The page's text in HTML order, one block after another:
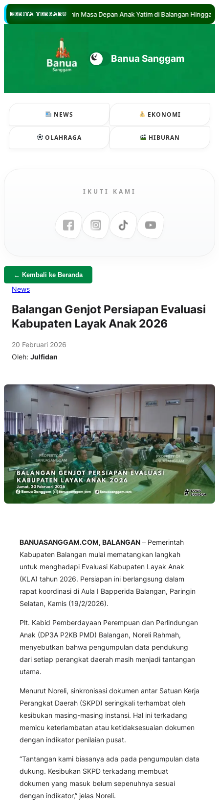
BERITA TERBARU
Hadi Jamin Masa Depan Anak Yatim di Balangan Hingga Sarjana
Banua Sanggam
NEWS EKONOMI
OLAHRAGA HIBURAN
IKUTI KAMI
← Kembali ke Beranda
News
Balangan Genjot Persiapan Evaluasi
Kabupaten Layak Anak 2026
20 Februari 2026
Oleh: Julfidan
BANUASANGGAM.COM, BALANGAN – Pemerintah
Kabupaten Balangan mulai mematangkan langkah
untuk menghadapi Evaluasi Kabupaten Layak Anak
(KLA) tahun 2026. Persiapan ini berlangsung dalam
rapat koordinasi di Aula I Bapperida Balangan, Paringin
Selatan, Kamis (19/2/2026).
Plt. Kabid Pemberdayaan Perempuan dan Perlindungan
Anak (DP3A P2KB PMD) Balangan, Noreli Rahmah,
menyebutkan bahwa pengumpulan data pendukung
dari setiap perangkat daerah masih menjadi tantangan
utama.
Menurut Noreli, sinkronisasi dokumen antar Satuan Kerja
Perangkat Daerah (SKPD) seringkali terhambat oleh
kesibukan masing-masing instansi. Hal ini terkadang
memicu keterlambatan atau ketidaksesuaian dokumen
dengan indikator penilaian pusat.
“Tantangan kami biasanya ada pada pengumpulan data
dukung. Kesibukan SKPD terkadang membuat
dokumen yang masuk belum sepenuhnya sesuai
dengan indikator,” jelas Noreli.